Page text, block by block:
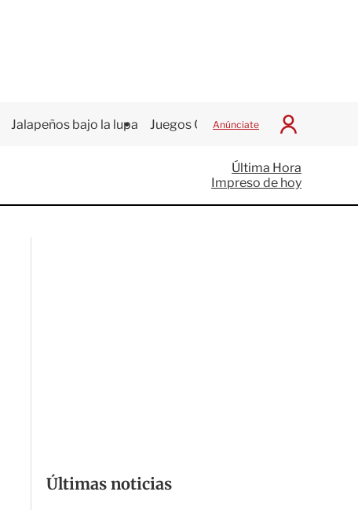
Jalapeños bajo la lupa Juegos Centroamericanos
Anúnciate
I
c
i
a
Última Hora
Impreso de hoy
Últimas noticias